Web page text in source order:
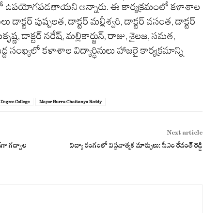
ఉపయోగపడతాయని అన్నారు. ఈ కార్యక్రమంలో కళాశాల
డాక్టర్ పుష్పలత, డాక్టర్ మల్లీశ్వరి, డాక్టర్ వసంత, డాక్టర్
డాక్టర్ నరేష్, మల్లికార్జున్, రాజు, శైలజ, సమత,
సంఖ్యలో కళాశాల విద్యార్థినులు హాజరై కార్యక్రమాన్ని
College Mayor Burru Chaitanya Reddy
గద్వాల
Next article
విద్యా రంగంలో విప్లవాత్మక మార్పులు: సీఎం రేవంత్ రెడ్డి